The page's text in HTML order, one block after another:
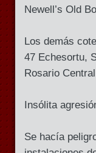
Newell’s Old
Los demás
47 Echesortu,
Rosario
Insólita
Se hacía